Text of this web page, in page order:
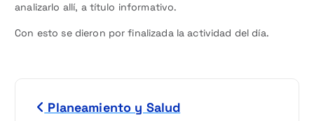
analizarlo allí, a título informativo.
Con esto se dieron por finalizada la actividad del día.
Planeamiento y Salud